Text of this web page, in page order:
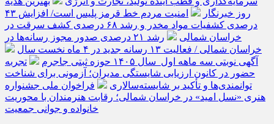
روز خبرنگار
امنیت مردم خط قرمز پلیس است/ افزایش ۴۳
درصدی کشفیات مواد مخدر و رشد ۶۸ درصدی کشف سرقت در
خراسان شمالی
رشد ۲۱ درصدی صدور مجوز رسانه‌ها در
خراسان شمالی / فعالیت ۱۳ رسانه جدید در ۴ ماه نخست سال
آگهی نوبتی سه ماهه اول سال ۱۴۰۵ حوزه ثبتی جاجرم
تجربه
حضور در کانون ارزیابی شایستگی مدیران؛ آزمونی برای شناخت
توانمندی‌ها و تأکید بر شایسته‌سالاری
فراخوان ملی جشنواره
هنری «نسل امید» در خراسان شمالی؛ رقابت هنرمندان با محوریت
خانواده و جوانی جمعیت